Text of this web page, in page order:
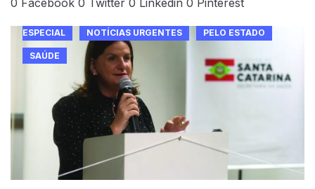
ESPECIAL NOTÍCIAS URGENTES PELO ESTADO
SAÚDE